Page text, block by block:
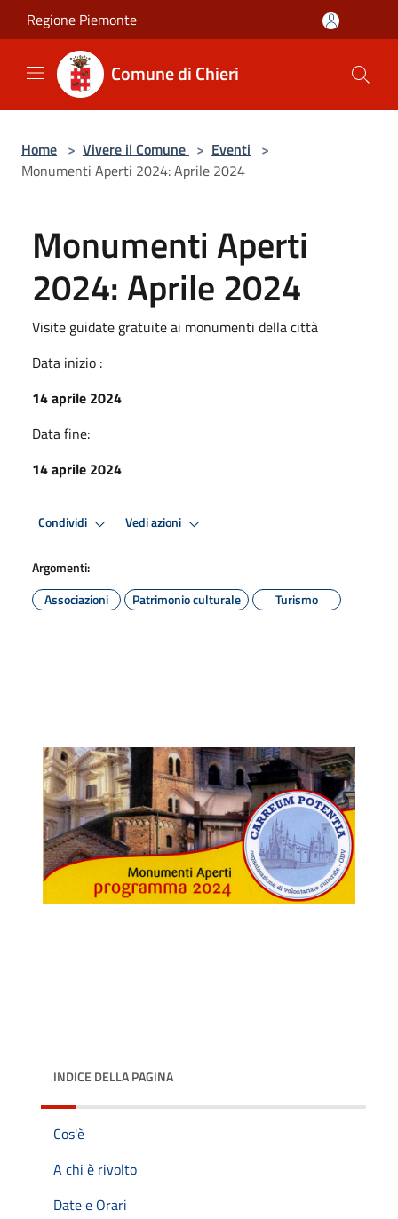
Salta al contenuto principale
Regione Piemonte
Comune di Chieri
Home > Vivere il Comune > Eventi >
Monumenti Aperti 2024: Aprile 2024
Monumenti Aperti
2024: Aprile 2024
Visite guidate gratuite ai monumenti della città
Data inizio :
14 aprile 2024
Data fine:
14 aprile 2024
Condividi Vedi azioni
Argomenti:
Associazioni
Patrimonio culturale Turismo
INDICE DELLA PAGINA
Cos'è
A chi è rivolto
Date e Orari